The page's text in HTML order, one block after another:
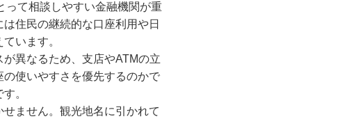
って相談しやすい金融機関が重
住民の継続的な口座利用や日
います。
異なるため、支店やATMの立
使いやすさを優先するのかで
。
ません。観光地名に引かれて